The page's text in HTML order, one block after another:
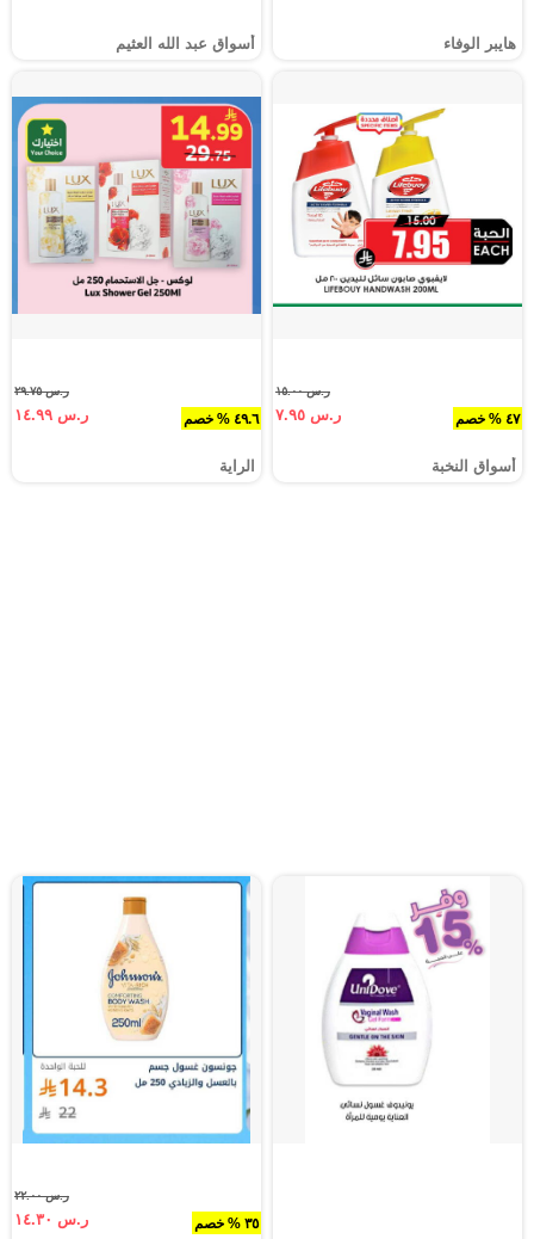
هايبر الوفاء أسواق عبد الله العثيم
٤٧ % خصم
ر.س ١٥.٠٠
ر.س ٧.٩٥
أسواق النخبة
٤٩.٦ % خصم
ر.س ٢٩.٧٥
ر.س ١٤.٩٩
الراية
٣٥ % خصم
ر.س ٢٢.٠٠
ر.س ١٤.٣٠